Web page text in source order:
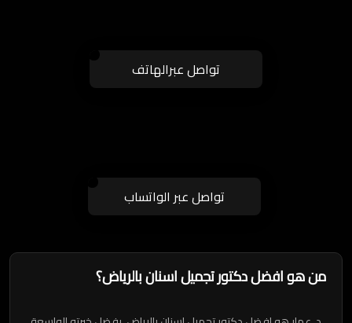
تواصل عبرالهاتف
تواصل عبر الواتساب
من هو افضل دكتور تجميل اسنان بالرياض؟